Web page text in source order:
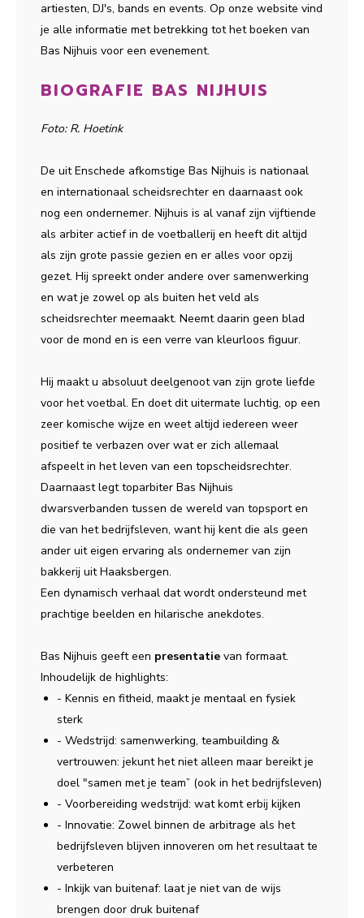
artiesten, DJ's, bands en events. Op onze website vind
je alle informatie met betrekking tot het boeken van
Bas Nijhuis voor een evenement.
BIOGRAFIE BAS NIJHUIS
Foto: R. Hoetink
De uit Enschede afkomstige Bas Nijhuis is nationaal
en internationaal scheidsrechter en daarnaast ook
nog een ondernemer. Nijhuis is al vanaf zijn vijftiende
als arbiter actief in de voetballerij en heeft dit altijd
als zijn grote passie gezien en er alles voor opzij
gezet. Hij spreekt onder andere over samenwerking
en wat je zowel op als buiten het veld als
scheidsrechter meemaakt. Neemt daarin geen blad
voor de mond en is een verre van kleurloos figuur.
Hij maakt u absoluut deelgenoot van zijn grote liefde
voor het voetbal. En doet dit uitermate luchtig, op een
zeer komische wijze en weet altijd iedereen weer
positief te verbazen over wat er zich allemaal
afspeelt in het leven van een topscheidsrechter.
Daarnaast legt toparbiter Bas Nijhuis
dwarsverbanden tussen de wereld van topsport en
die van het bedrijfsleven, want hij kent die als geen
ander uit eigen ervaring als ondernemer van zijn
bakkerij uit Haaksbergen.
Een dynamisch verhaal dat wordt ondersteund met
prachtige beelden en hilarische anekdotes.
Bas Nijhuis geeft een presentatie van formaat.
Inhoudelijk de highlights:
- Kennis en fitheid, maakt je mentaal en fysiek
sterk
- Wedstrijd: samenwerking, teambuilding &
vertrouwen: jekunt het niet alleen maar bereikt je
doel "samen met je team” (ook in het bedrijfsleven)
- Voorbereiding wedstrijd: wat komt erbij kijken
- Innovatie: Zowel binnen de arbitrage als het
bedrijfsleven blijven innoveren om het resultaat te
verbeteren
- Inkijk van buitenaf: laat je niet van de wijs
brengen door druk buitenaf